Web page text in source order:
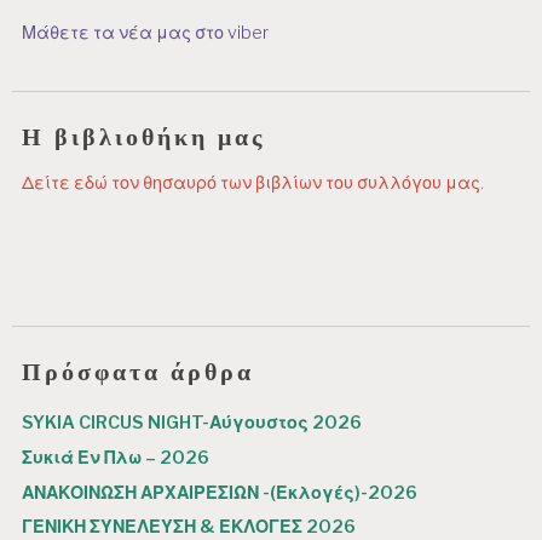
Μάθετε τα νέα μας στο viber
Η βιβλιοθήκη μας
Δείτε εδώ τον θησαυρό των βιβλίων του συλλόγου μας.
Πρόσφατα άρθρα
SYKIA CIRCUS NIGHT-Αύγουστος 2026
Συκιά Εν Πλω – 2026
ΑΝΑΚΟΙΝΩΣΗ ΑΡΧΑΙΡΕΣΙΩΝ -(Εκλογές)-2026
ΓΕΝΙΚΗ ΣΥΝΕΛΕΥΣΗ & ΕΚΛΟΓΕΣ 2026